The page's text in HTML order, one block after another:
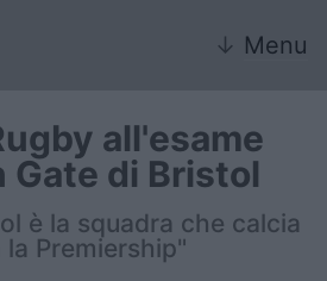
↓ Menu
all'esame
Gate di Bristol
è la squadra che calcia
Premiership"